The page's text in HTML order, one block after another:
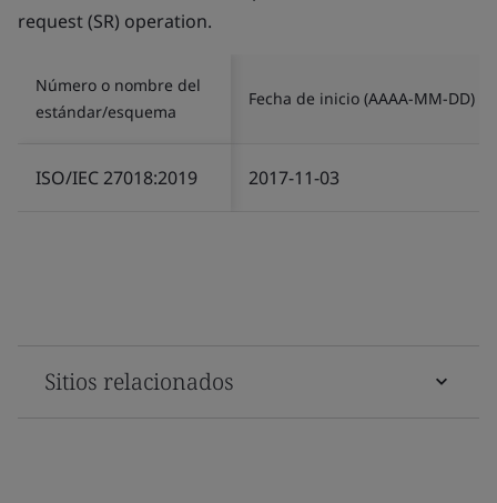
request (SR) operation.
Número o nombre del
estándar/esquema
Fecha de inicio (AAAA-MM-DD)
ISO/IEC 27018:2019 2017-11-03
Sitios relacionados